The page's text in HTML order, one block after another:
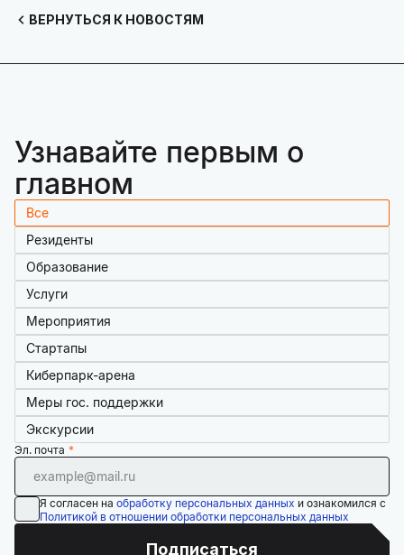
ВЕРНУТЬСЯ К НОВОСТЯМ
Узнавайте первым о
главном
Все
Резиденты
Образование
Услуги
Мероприятия
Стартапы
Киберпарк-арена
Меры гос. поддержки
Экскурсии
Эл. почта
Я согласен на обработку персональных данных и ознакомился с
Политикой в отношении обработки персональных данных
Подписаться